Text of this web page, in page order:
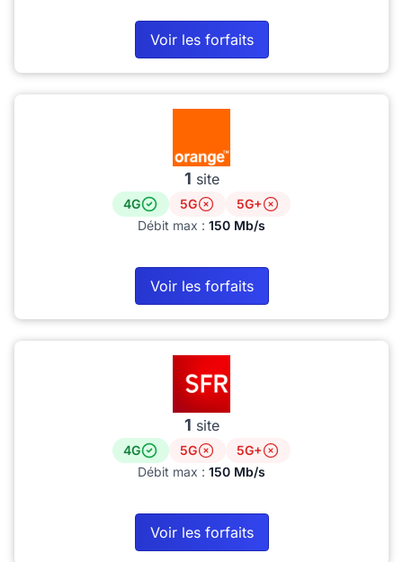
Voir les forfaits
1 site
4G 5G
5G+
Débit max : 150 Mb/s
Voir les forfaits
1 site
4G 5G
5G+
Débit max : 150 Mb/s
Voir les forfaits